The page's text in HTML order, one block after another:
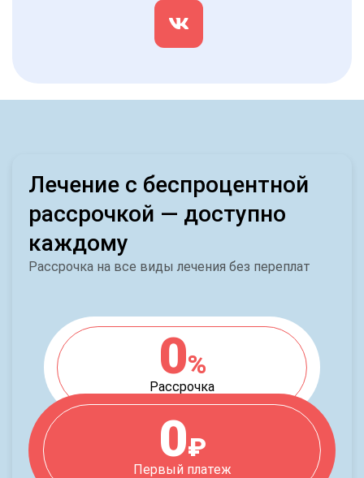
Лечение с беспроцентной
рассрочкой — доступно
каждому
Рассрочка на все виды лечения без переплат
0%
Рассрочка
0₽
Первый платеж